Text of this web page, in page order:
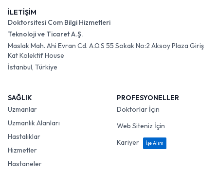
İLETİŞİM
Doktorsitesi Com Bilgi Hizmetleri
Teknoloji ve Ticaret A.Ş.
Maslak Mah. Ahi Evran Cd. A.O.S 55 Sokak No:2 Aksoy Plaza Giriş
Kat Kolektif House
İstanbul, Türkiye
SAĞLIK
Uzmanlar
Uzmanlık Alanları
Hastalıklar
Hizmetler
Hastaneler
PROFESYONELLER
Doktorlar İçin
Web Siteniz İçin
Kariyer
İşe Alım